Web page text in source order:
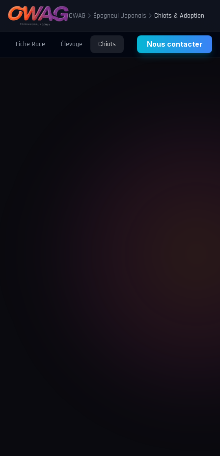
OWAG Épagneul Japonais Chiots & Adoption
Fiche Race Élevage Chiots Santé Éducation
Nous contacter